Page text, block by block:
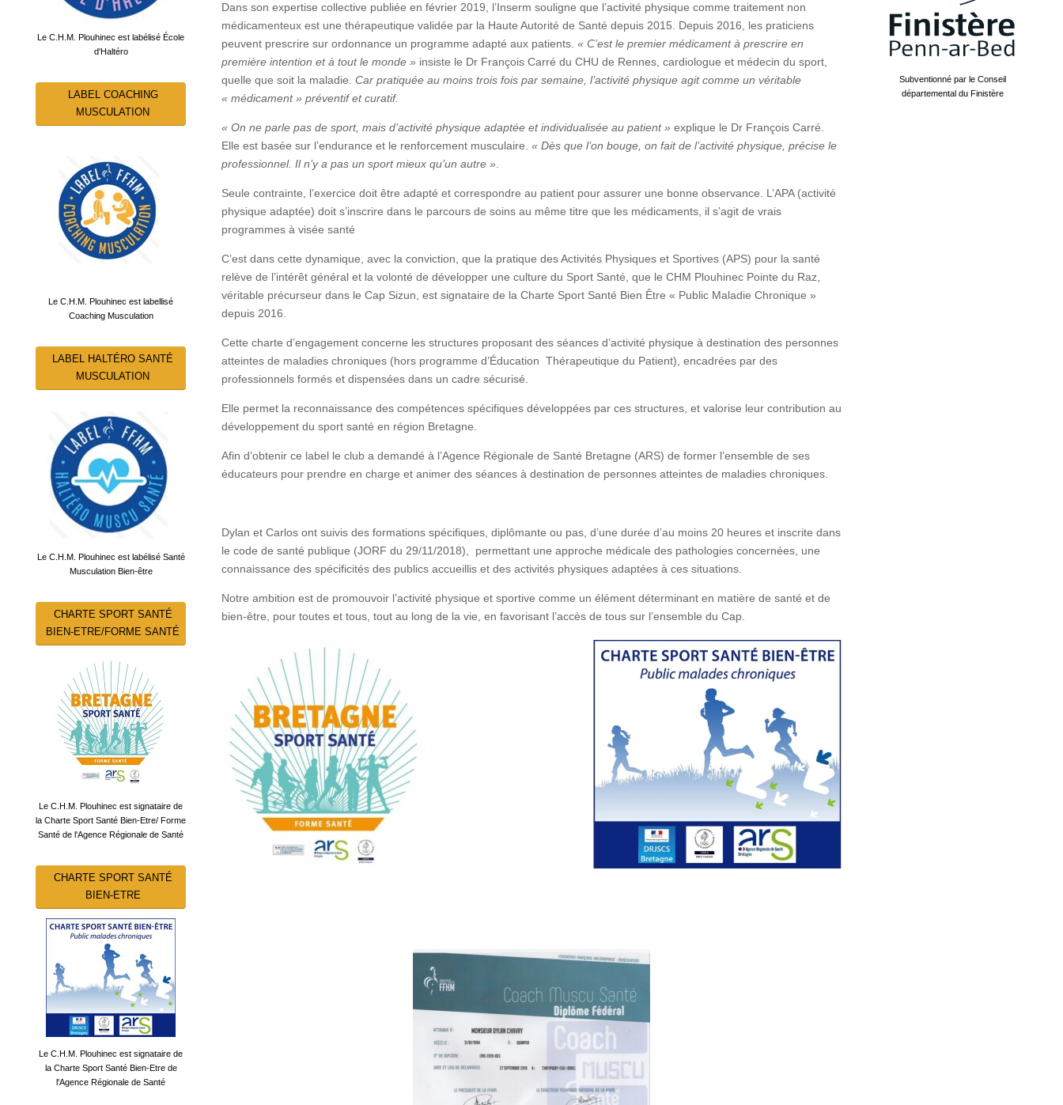
Dans son expertise collective publiée en février 2019, l’Inserm souligne que l’activité physique comme traitement non
médicamenteux est une thérapeutique validée par la Haute Autorité de Santé depuis 2015. Depuis 2016, les praticiens
peuvent prescrire sur ordonnance un programme adapté aux patients. « C’est le premier médicament à prescrire en
première intention et à tout le monde » insiste le Dr François Carré du CHU de Rennes, cardiologue et médecin du sport,
quelle que soit la maladie. Car pratiquée au moins trois fois par semaine, l’activité physique agit comme un véritable
« médicament » préventif et curatif.
« On ne parle pas de sport, mais d’activité physique adaptée et individualisée au patient » explique le Dr François Carré.
Elle est basée sur l’endurance et le renforcement musculaire. « Dès que l’on bouge, on fait de l’activité physique, précise le
professionnel. Il n’y a pas un sport mieux qu’un autre »
Seule contrainte, l’exercice doit être adapté et correspondre au patient pour assurer une bonne observance. L’APA (activité
physique adaptée) doit s’inscrire dans le parcours de soins au même titre que les médicaments, il s’agit de vrais
programmes à visée santé
C’est dans cette dynamique, avec la conviction, que la pratique des Activités Physiques et Sportives (APS) pour la santé
relève de l’intérêt général et la volonté de développer une culture du Sport Santé, que le CHM Plouhinec Pointe du Raz,
véritable précurseur dans le Cap Sizun, est signataire de la Charte Sport Santé Bien Être « Public Maladie Chronique »
depuis 2016.
Cette charte d’engagement concerne les structures proposant des séances d’activité physique à destination des personnes
atteintes de maladies chroniques (hors programme d’Éducation Thérapeutique du Patient), encadrées par des
professionnels formés et dispensées dans un cadre sécurisé.
Elle permet la reconnaissance des compétences spécifiques développées par ces structures, et valorise leur contribution au
développement du sport santé en région Bretagne.
Afin d’obtenir ce label le club a demandé à l’Agence Régionale de Santé Bretagne (ARS) de former l’ensemble de ses
éducateurs pour prendre en charge et animer des séances à destination de personnes atteintes de maladies chroniques.
Dylan et Carlos ont suivis des formations spécifiques, diplômante ou pas, d’une durée d’au moins 20 heures et inscrite dans
le code de santé publique (JORF du 29/11/2018), permettant une approche médicale des pathologies concernées, une
connaissance des spécificités des publics accueillis et des activités physiques adaptées à ces situations.
Notre ambition est de promouvoir l’activité physique et sportive comme un élément déterminant en matière de santé et de
bien-être, pour toutes et tous, tout au long de la vie, en favorisant l’accès de tous sur l’ensemble du Cap.
Le C.H.M. Plouhinec est labélisé École
d'Haltéro
LABEL COACHING
MUSCULATION
Le C.H.M. Plouhinec est labellisé
Coaching Musculation
LABEL HALTÉRO SANTÉ
MUSCULATION
Le C.H.M. Plouhinec est labélisé Santé
Musculation Bien-être
CHARTE SPORT SANTÉ
BIEN-ETRE/FORME SANTÉ
Le C.H.M. Plouhinec est signataire de
la Charte Sport Santé Bien-Etre/ Forme
Santé de l'Agence Régionale de Santé
CHARTE SPORT SANTÉ
BIEN-ETRE
Le C.H.M. Plouhinec est signataire de
la Charte Sport Santé Bien-Etre de
l'Agence Régionale de Santé
Subventionné par le Conseil
départemental du Finistère